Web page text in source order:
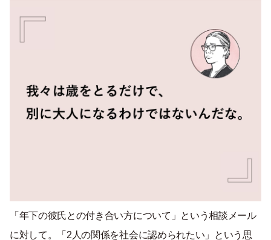
「年下の彼氏との付き合い方について」という相談メール
に対して。「2人の関係を社会に認められたい」という思